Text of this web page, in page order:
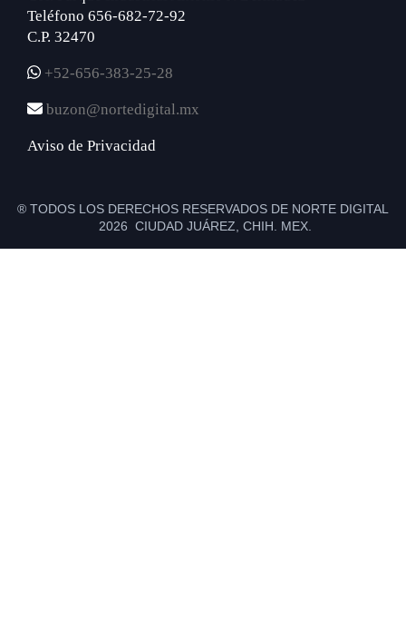
Teléfono 656-682-72-92
C.P. 32470
+52-656-383-25-28
buzon@nortedigital.mx
Aviso de Privacidad
® TODOS LOS DERECHOS RESERVADOS DE NORTE DIGITAL
2026 CIUDAD JUÁREZ, CHIH. MEX.